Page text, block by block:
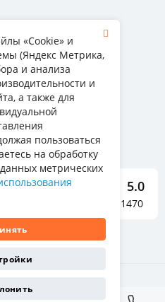
Вопрос-ответ
Обмен и возврат
Гарантия
5.0
Отзывы о нас 1470
2011-2026
«Cookie» и
(Яндекс Метрика,
и анализа
и
а также для
пользоваться
на обработку
метрических